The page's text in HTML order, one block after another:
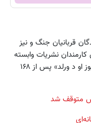
قربانیان جنگ و نیز
نشریات وابسته
به شرکت نیوز کورپوریشین، هفته نامه «نیوز او د ورلد» پس از ۱۶۸
متوقف شد